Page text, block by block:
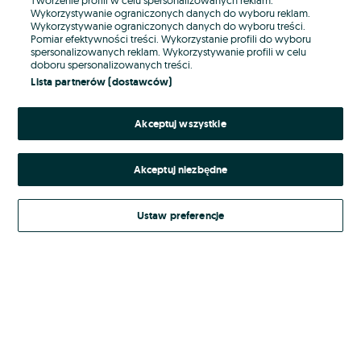
Hasło
Nie pamiętasz hasła?
Zaloguj się
Kontynuując za pośrednictwem jednego z dostawców wskazanych powyżej,
Regulamin serwisuOLX.pl w jego aktualnym brzmieniu.
Wykorzystywanie ograniczonych danych do wyboru reklam.
Wykorzystywanie ograniczonych danych do wyboru treści.
Pomiar efektywności treści. Wykorzystanie profili do wyboru
spersonalizowanych reklam. Wykorzystywanie profili w celu
doboru spersonalizowanych treści.
Lista partnerów (dostawców)
Akceptuj wszystkie
Akceptuj niezbędne
Ustaw preferencje